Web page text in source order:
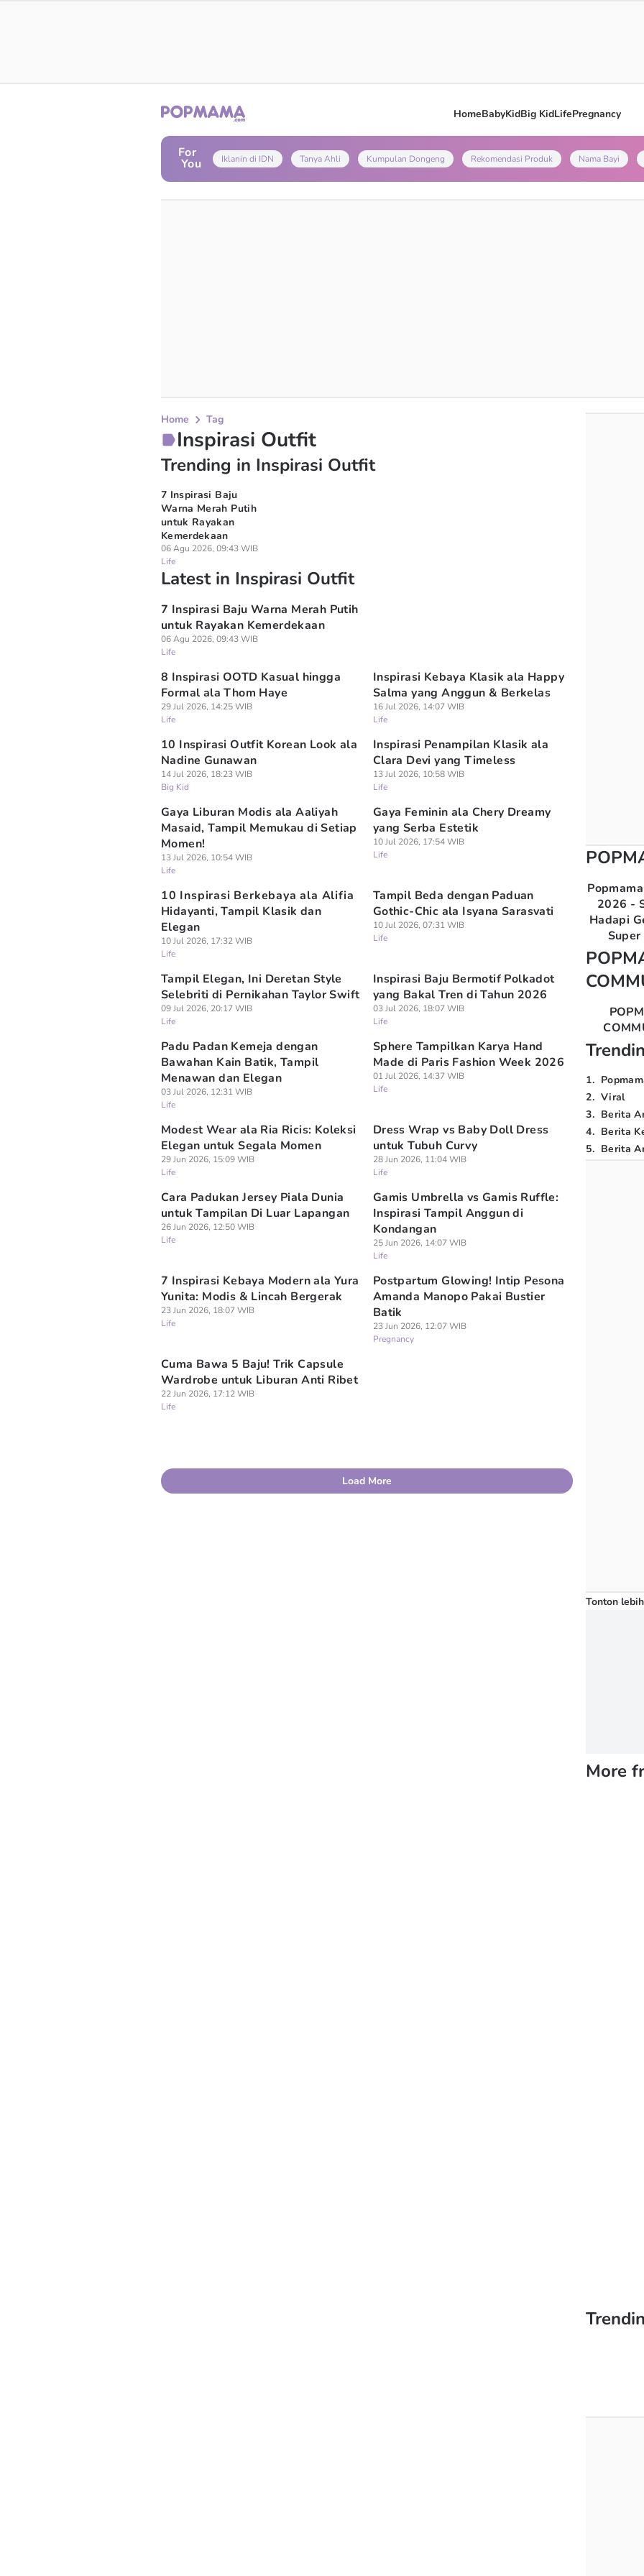
HomeBabyKidBig KidLifePregnancy
For
You Iklanin di IDN Tanya Ahli Kumpulan Dongeng Rekomendasi Produk Nama Bayi
Home Tag
Inspirasi Outfit
Trending in Inspirasi Outfit
7 Inspirasi Baju
Warna Merah Putih
untuk Rayakan
Kemerdekaan
06 Agu 2026, 09:43 WIB
Life
Latest in Inspirasi Outfit
7 Inspirasi Baju Warna Merah Putih
untuk Rayakan Kemerdekaan
06 Agu 2026, 09:43 WIB
Life
8 Inspirasi OOTD Kasual hingga
Formal ala Thom Haye
29 Jul 2026, 14:25 WIB
Life
Inspirasi Kebaya Klasik ala Happy
Salma yang Anggun & Berkelas
16 Jul 2026, 14:07 WIB
Life
10 Inspirasi Outfit Korean Look ala
Nadine Gunawan
14 Jul 2026, 18:23 WIB
Big Kid
Inspirasi Penampilan Klasik ala
Clara Devi yang Timeless
13 Jul 2026, 10:58 WIB
Life
Gaya Liburan Modis ala Aaliyah
Masaid, Tampil Memukau di Setiap
Momen!
13 Jul 2026, 10:54 WIB
Life
Gaya Feminin ala Chery Dreamy
yang Serba Estetik
10 Jul 2026, 17:54 WIB
Life
10 Inspirasi Berkebaya ala Alifia
Hidayanti, Tampil Klasik dan
Elegan
10 Jul 2026, 17:32 WIB
Life
Tampil Beda dengan Paduan
Gothic-Chic ala Isyana Sarasvati
10 Jul 2026, 07:31 WIB
Life
Tampil Elegan, Ini Deretan Style
Selebriti di Pernikahan Taylor Swift
09 Jul 2026, 20:17 WIB
Life
Inspirasi Baju Bermotif Polkadot
yang Bakal Tren di Tahun 2026
03 Jul 2026, 18:07 WIB
Life
Padu Padan Kemeja dengan
Bawahan Kain Batik, Tampil
Menawan dan Elegan
03 Jul 2026, 12:31 WIB
Life
Sphere Tampilkan Karya Hand
Made di Paris Fashion Week 2026
01 Jul 2026, 14:37 WIB
Life
Modest Wear ala Ria Ricis: Koleksi
Elegan untuk Segala Momen
29 Jun 2026, 15:09 WIB
Life
Dress Wrap vs Baby Doll Dress
untuk Tubuh Curvy
28 Jun 2026, 11:04 WIB
Life
Cara Padukan Jersey Piala Dunia
untuk Tampilan Di Luar Lapangan
26 Jun 2026, 12:50 WIB
Life
Gamis Umbrella vs Gamis Ruffle:
Inspirasi Tampil Anggun di
Kondangan
25 Jun 2026, 14:07 WIB
Life
7 Inspirasi Kebaya Modern ala Yura
Yunita: Modis & Lincah Bergerak
23 Jun 2026, 18:07 WIB
Life
Postpartum Glowing! Intip Pesona
Amanda Manopo Pakai Bustier
Batik
23 Jun 2026, 12:07 WIB
Pregnancy
Cuma Bawa 5 Baju! Trik Capsule
Wardrobe untuk Liburan Anti Ribet
22 Jun 2026, 17:12 WIB
Life
Load More
2026 -
Hadapi
1.
2. Viral
3. Berita
4. Berita
5. Berita
Tonton
More